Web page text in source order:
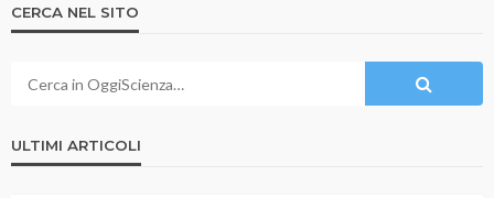
CERCA NEL SITO
ULTIMI ARTICOLI